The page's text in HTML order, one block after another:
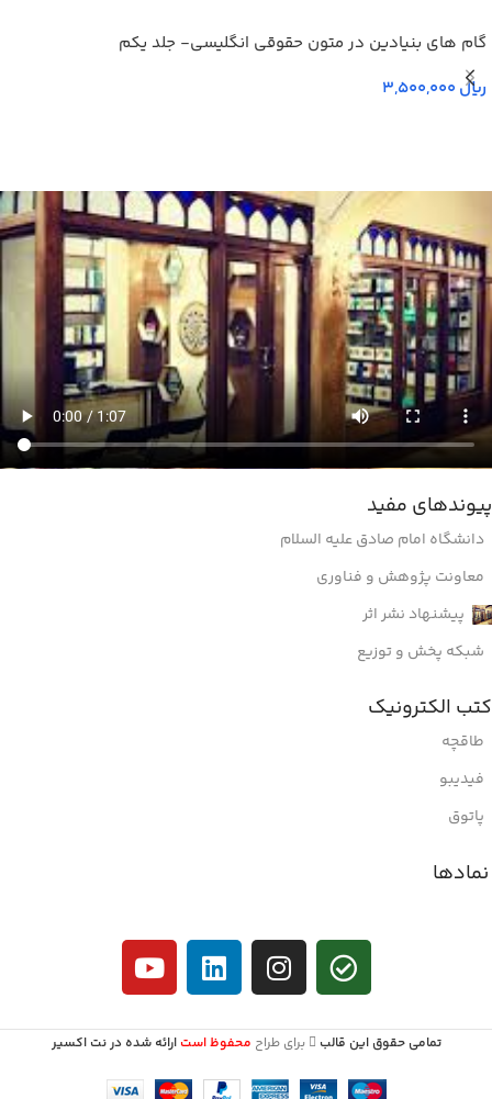
گام های بنیادین در متون حقوقي انگليسي- جلد يكم
ریال
پیوندهای مفید
دانشگاه امام صادق علیه السلام
معاونت پژوهش و فناوری
پیشنهاد نشر اثر
شبکه پخش و توزیع
کتب الکترونیک
طاقچه
فیدیبو
پاتوق
نمادها
تمامی حقوق این قالب برای طراح محفوظ استارائه شده در نت اکسیر